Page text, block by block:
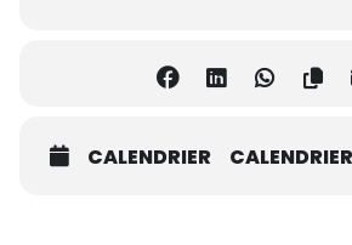
CALENDRIER